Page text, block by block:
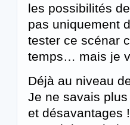
les possibilités
pas uniquement
tester ce scénar
temps… mais je
Déjà au niveau
Je ne savais
et désavantages !